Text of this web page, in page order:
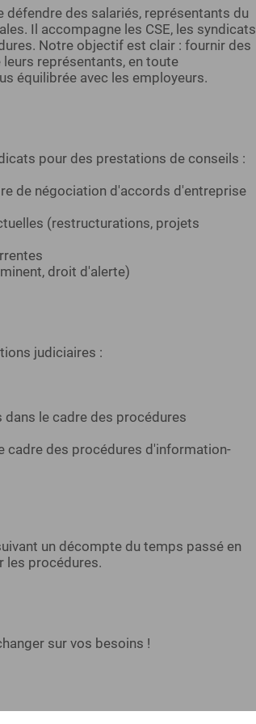
des salariés, représentants du
Il accompagne les CSE, les syndicats
Notre objectif est clair : fournir des
représentants, en toute
équilibrée avec les employeurs.
pour des prestations de conseils :
de négociation d'accords d'entreprise
(restructurations, projets
droit d'alerte)
judiciaires :
le cadre des procédures
cadre des procédures d'information-
un décompte du temps passé en
les procédures.
sur vos besoins !